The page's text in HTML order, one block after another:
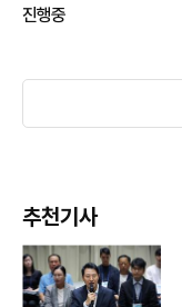
진행중
추천기사